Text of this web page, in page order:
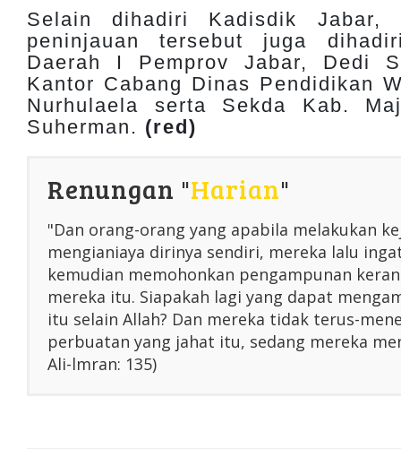
Selain dihadiri Kadisdik Jabar,
peninjauan tersebut juga
Daerah I Pemprov Jabar, Dedi
Kantor Cabang Dinas Pendidikan
Nurhulaela serta Sekda Kab.
Suherman. (red)
Renungan "Harian"
"Dan orang-orang yang apabila melakukan
mengianiaya dirinya sendiri, mereka lalu
kemudian memohonkan pengampunan
mereka itu. Siapakah lagi yang dapat
itu selain Allah? Dan mereka tidak terus-
perbuatan yang jahat itu, sedang mereka
Ali-lmran: 135)